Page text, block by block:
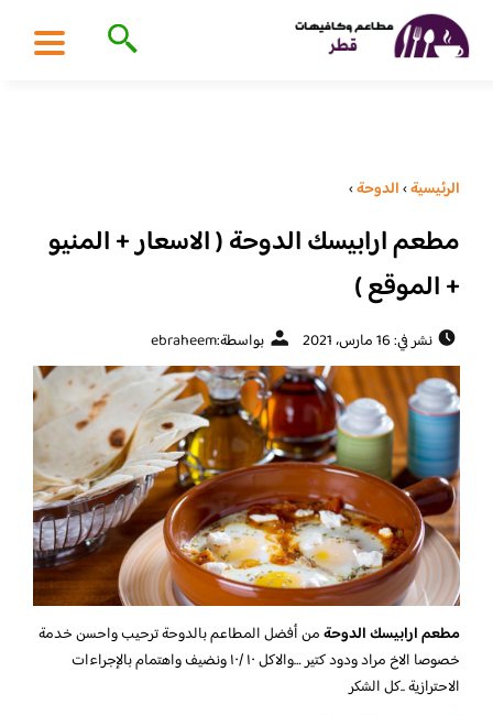
الرئيسية›الدوحة›
مطعم ارابيسك الدوحة ( الاسعار + المنيو
+ الموقع )
نشر في: 16 مارس، 2021 بواسطة:ebraheem
مطعم ارابيسك الدوحةمن أفضل المطاعم بالدوحة ترحيب واحسن خدمة
خصوصا الاخ مراد ودود كتير …والاكل ١٠ /١٠ ونضيف واهتمام بالإجراءات
الاحترازية ..كل الشكر